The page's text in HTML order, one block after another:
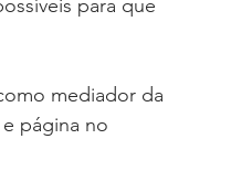
para que
mediador da
página no